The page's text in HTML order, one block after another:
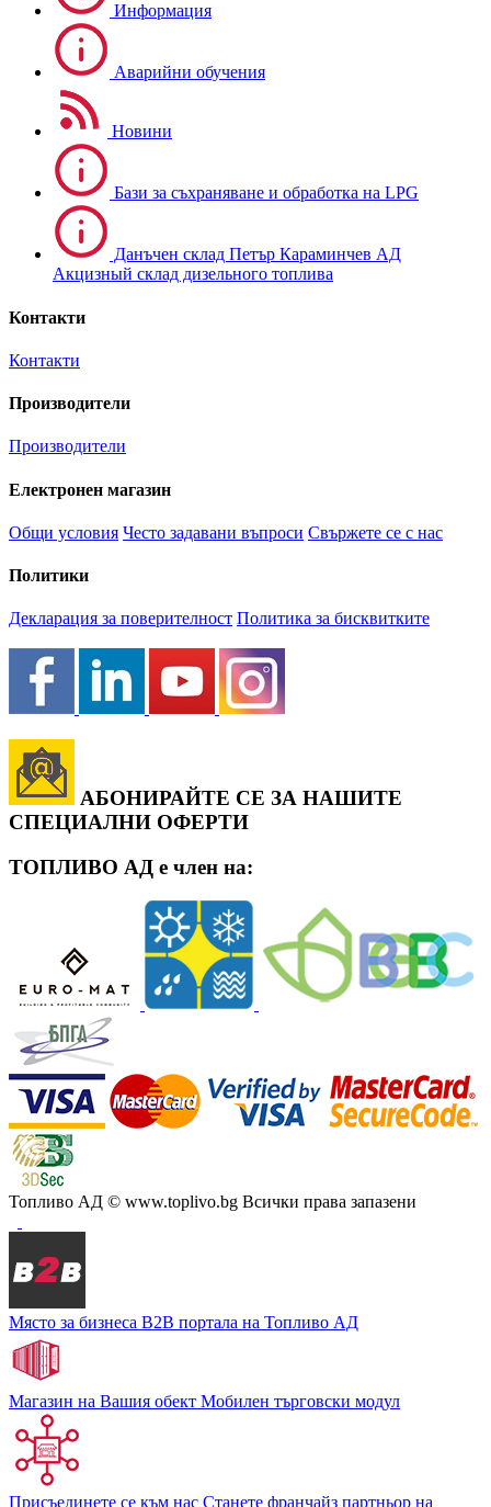
Информация
Аварийни обучения
Новини
Бази за съхраняване и обработка на LPG
Данъчен склад Петър Караминчев АД
Акцизный склад дизельного топлива
Контакти
Контакти
Производители
Производители
Електронен магазин
Общи условия Често задавани въпроси Свържете се с нас
Политики
Декларация за поверителност Политика за бисквитките
АБОНИРАЙТЕ СЕ ЗА НАШИТЕ
СПЕЦИАЛНИ ОФЕРТИ
ТОПЛИВО АД е член на:
Топливо АД © www.toplivo.bg Всички права запазени
Място за бизнеса В2В портала на Топливо АД
Магазин на Вашия обект Мобилен търговски модул
Присъединете се към нас Станете франчайз партньор на